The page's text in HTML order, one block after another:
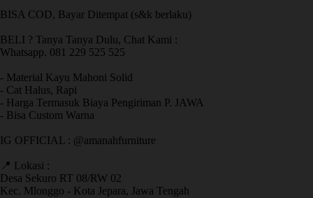
BISA COD, Bayar Ditempat (s&k berlaku)
BELI ? Tanya Tanya Dulu, Chat Kami :
Whatsapp. 081 229 525 525
- Material Kayu Mahoni Solid
- Cat Halus, Rapi
- Harga Termasuk Biaya Pengiriman P. JAWA
- Bisa Custom Warna
IG OFFICIAL : @amanahfurniture
📍 Lokasi :
Desa Sekuro RT 08/RW 02
Kec. Mlonggo - Kota Jepara, Jawa Tengah